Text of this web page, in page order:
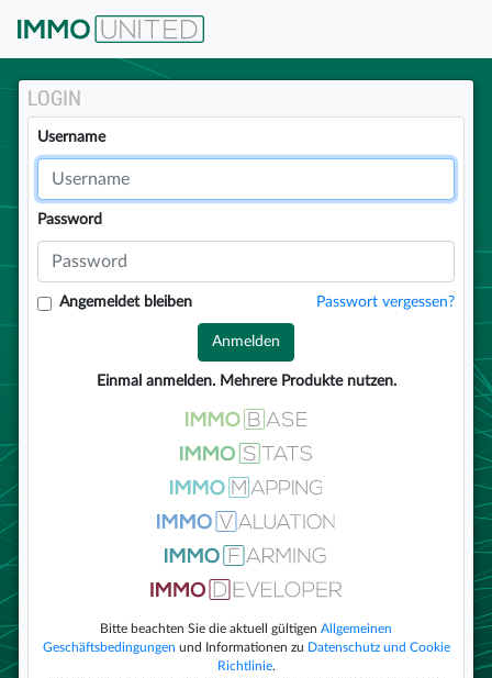
IMMOunited
LOGIN
Username
Password
Angemeldet bleiben Passwort vergessen?
Anmelden
Einmal anmelden. Mehrere Produkte nutzen.
Bitte beachten Sie die aktuell gültigen Allgemeinen
Geschäftsbedingungen und Informationen zu Datenschutz und Cookie
Richtlinie.